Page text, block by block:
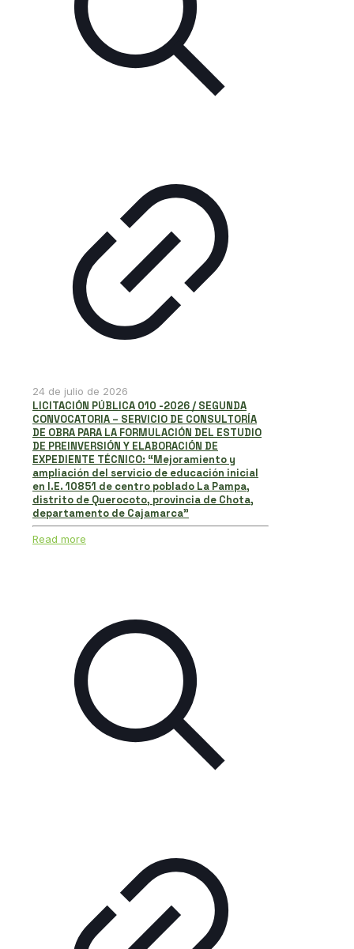
24 de julio de 2026
LICITACIÓN PÚBLICA 010 -2026 / SEGUNDA
CONVOCATORIA – SERVICIO DE CONSULTORÍA
DE OBRA PARA LA FORMULACIÓN DEL ESTUDIO
DE PREINVERSIÓN Y ELABORACIÓN DE
EXPEDIENTE TÉCNICO: “Mejoramiento y
ampliación del servicio de educación inicial
en I.E. 10851 de centro poblado La Pampa,
distrito de Querocoto, provincia de Chota,
departamento de Cajamarca”
Read more